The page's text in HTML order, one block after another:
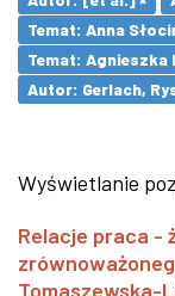
Temat: Anna
Temat:
Autor: Gerlach,
Wyświetlanie
Relacje praca -
Tomaszewska-